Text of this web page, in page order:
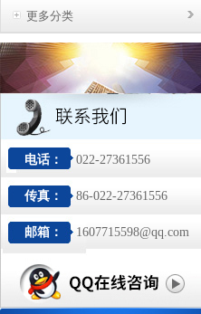
更多分类
电话： 022-27361556
传真： 86-022-27361556
邮箱： 1607715598@qq.com